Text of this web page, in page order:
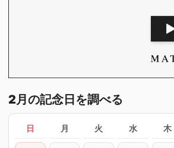
2月の記念日を調べる
日 月 火 水 木